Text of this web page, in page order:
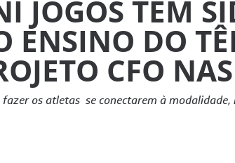
JOGOS TÊM
ENSINO DO
CFO
os atletas se conectarem à